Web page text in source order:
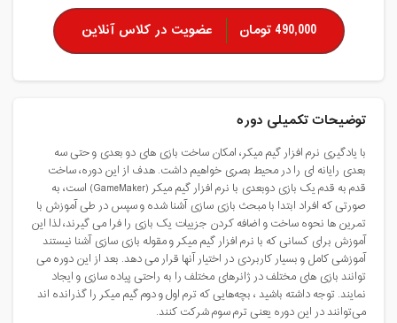
490,000 تومان عضویت در کلاس آنلاین
توضیحات تکمیلی دوره
با یادگیری نرم افزار گیم میکر، امکان ساخت بازی های دو بعدی و حتی سه
بعدی رایانه ای را در محیط بصری خواهیم داشت. هدف از این دوره، ساخت
قدم به قدم یک بازی دوبعدی با نرم افزار گیم میکر (GameMaker) است، به
صورتی که افراد ابتدا با مبحث بازی سازی آشنا شده و سپس در طی آموزش با
تمرین ها نحوه ساخت و اضافه کردن جزییات یک بازی را فرا می گیرند، لذا این
آموزش برای کسانی که با نرم افزار گیم میکر و مقوله بازی سازی آشنا نیستند
آموزشی کامل و بسیار کاربردی در اختیار آنها قرار می دهد. بعد از این دوره می
توانند بازی های مختلف در ژانرهای مختلف را به راحتی پیاده سازی و ایجاد
نمایند. توجه داشته باشید ، بچه‌هایی که ترم اول و دوم گیم میکر را گذرانده اند
می‌توانند در این دوره یعنی ترم سوم شرکت کنند.